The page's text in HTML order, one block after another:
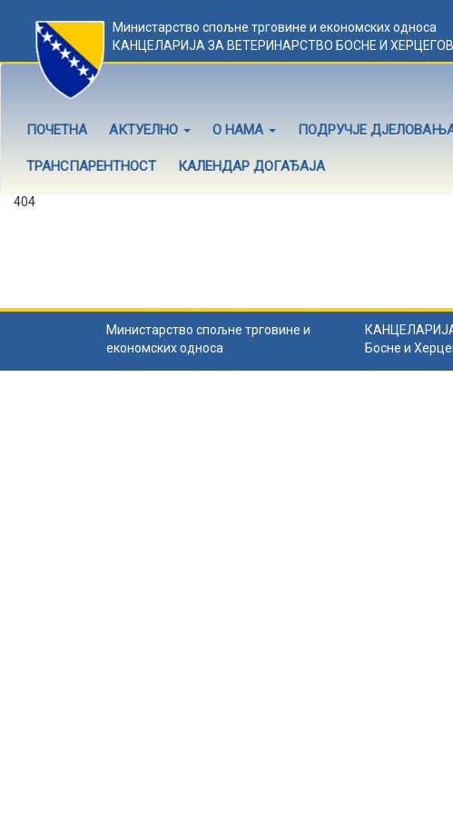
Министарство спољне трговине и економских односа
КАНЦЕЛАРИЈА ЗА ВЕТЕРИНАРСТВО БОСНЕ И
ПОЧЕТНА АКТУЕЛНО О НАМА ПОДРУЧЈЕ
ТРАНСПАРЕНТНОСТ КАЛЕНДАР ДОГАЂАЈА
404
Министарство спољне трговине и
економских односа
Босне и